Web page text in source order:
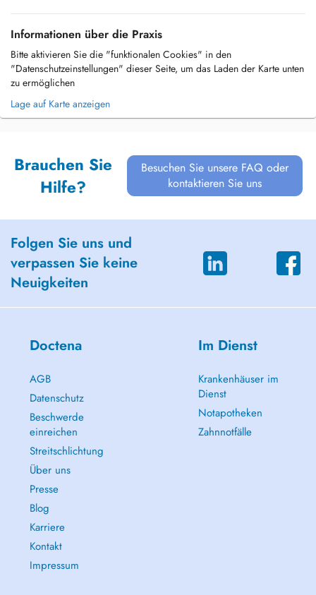
Informationen über die Praxis
Bitte aktivieren Sie die "funktionalen Cookies" in den
"Datenschutzeinstellungen" dieser Seite, um das Laden der Karte unten
zu ermöglichen
Lage auf Karte anzeigen
Brauchen Sie
Hilfe?
Besuchen Sie unsere FAQ oder
kontaktieren Sie uns
Folgen Sie uns und
verpassen Sie keine
Neuigkeiten
Doctena
AGB
Datenschutz
Beschwerde
einreichen
Streitschlichtung
Über uns
Presse
Blog
Karriere
Kontakt
Impressum
Im Dienst
Krankenhäuser im
Dienst
Notapotheken
Zahnnotfälle